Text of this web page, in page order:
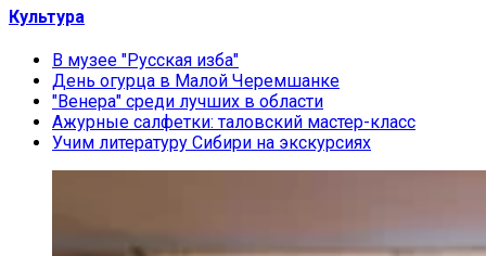
Культура
В музее "Русская изба"
День огурца в Малой Черемшанке
"Венера" среди лучших в области
Ажурные салфетки: таловский мастер-класс
Учим литературу Сибири на экскурсиях